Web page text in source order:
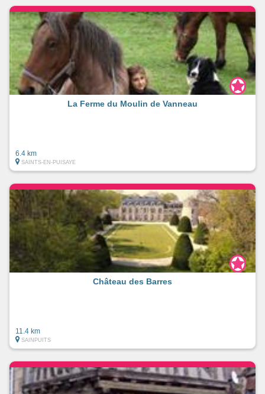
La Ferme du Moulin de Vanneau
6.4 km
SAINTS-EN-PUISAYE
Château des Barres
11.4 km
SAINPUITS